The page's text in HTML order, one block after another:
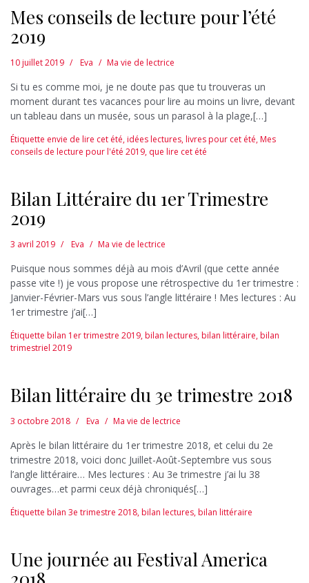
Mes conseils de lecture pour l’été
2019
10 juillet 2019 Eva Ma vie de lectrice
Si tu es comme moi, je ne doute pas que tu trouveras un
moment durant tes vacances pour lire au moins un livre, devant
un tableau dans un musée, sous un parasol à la plage,[…]
Étiquette envie de lire cet été,idées lectures,livres pour cet été,Mes
conseils de lecture pour l'été 2019, que lire cet été
Bilan Littéraire du 1er Trimestre
2019
3 avril 2019 Eva Ma vie de lectrice
Puisque nous sommes déjà au mois d’Avril (que cette année
passe vite !) je vous propose une rétrospective du 1er trimestre :
Janvier-Février-Mars vus sous l’angle littéraire ! Mes lectures : Au
1er trimestre j’ai[…]
Étiquette bilan 1er trimestre 2019,bilan lectures,bilan littéraire,bilan
trimestriel 2019
Bilan littéraire du 3e trimestre 2018
3 octobre 2018 Eva Ma vie de lectrice
Après le bilan littéraire du 1er trimestre 2018, et celui du 2e
trimestre 2018, voici donc Juillet-Août-Septembre vus sous
l’angle littéraire… Mes lectures : Au 3e trimestre j’ai lu 38
ouvrages…et parmi ceux déjà chroniqués[…]
Étiquette bilan 3e trimestre 2018,bilan lectures,bilan littéraire
Une journée au Festival America